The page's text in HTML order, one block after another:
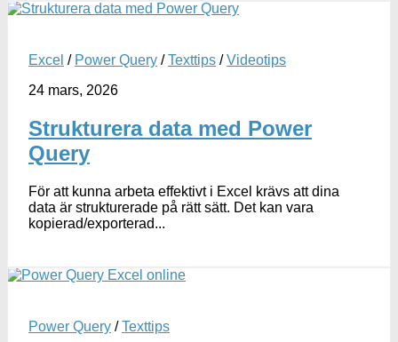
Excel / Power Query /Texttips /Videotips
24 mars, 2026
Strukturera data med Power
Query
För att kunna arbeta effektivt i Excel krävs att dina
data är strukturerade på rätt sätt. Det kan vara
kopierad/exporterad...
Power Query /Texttips